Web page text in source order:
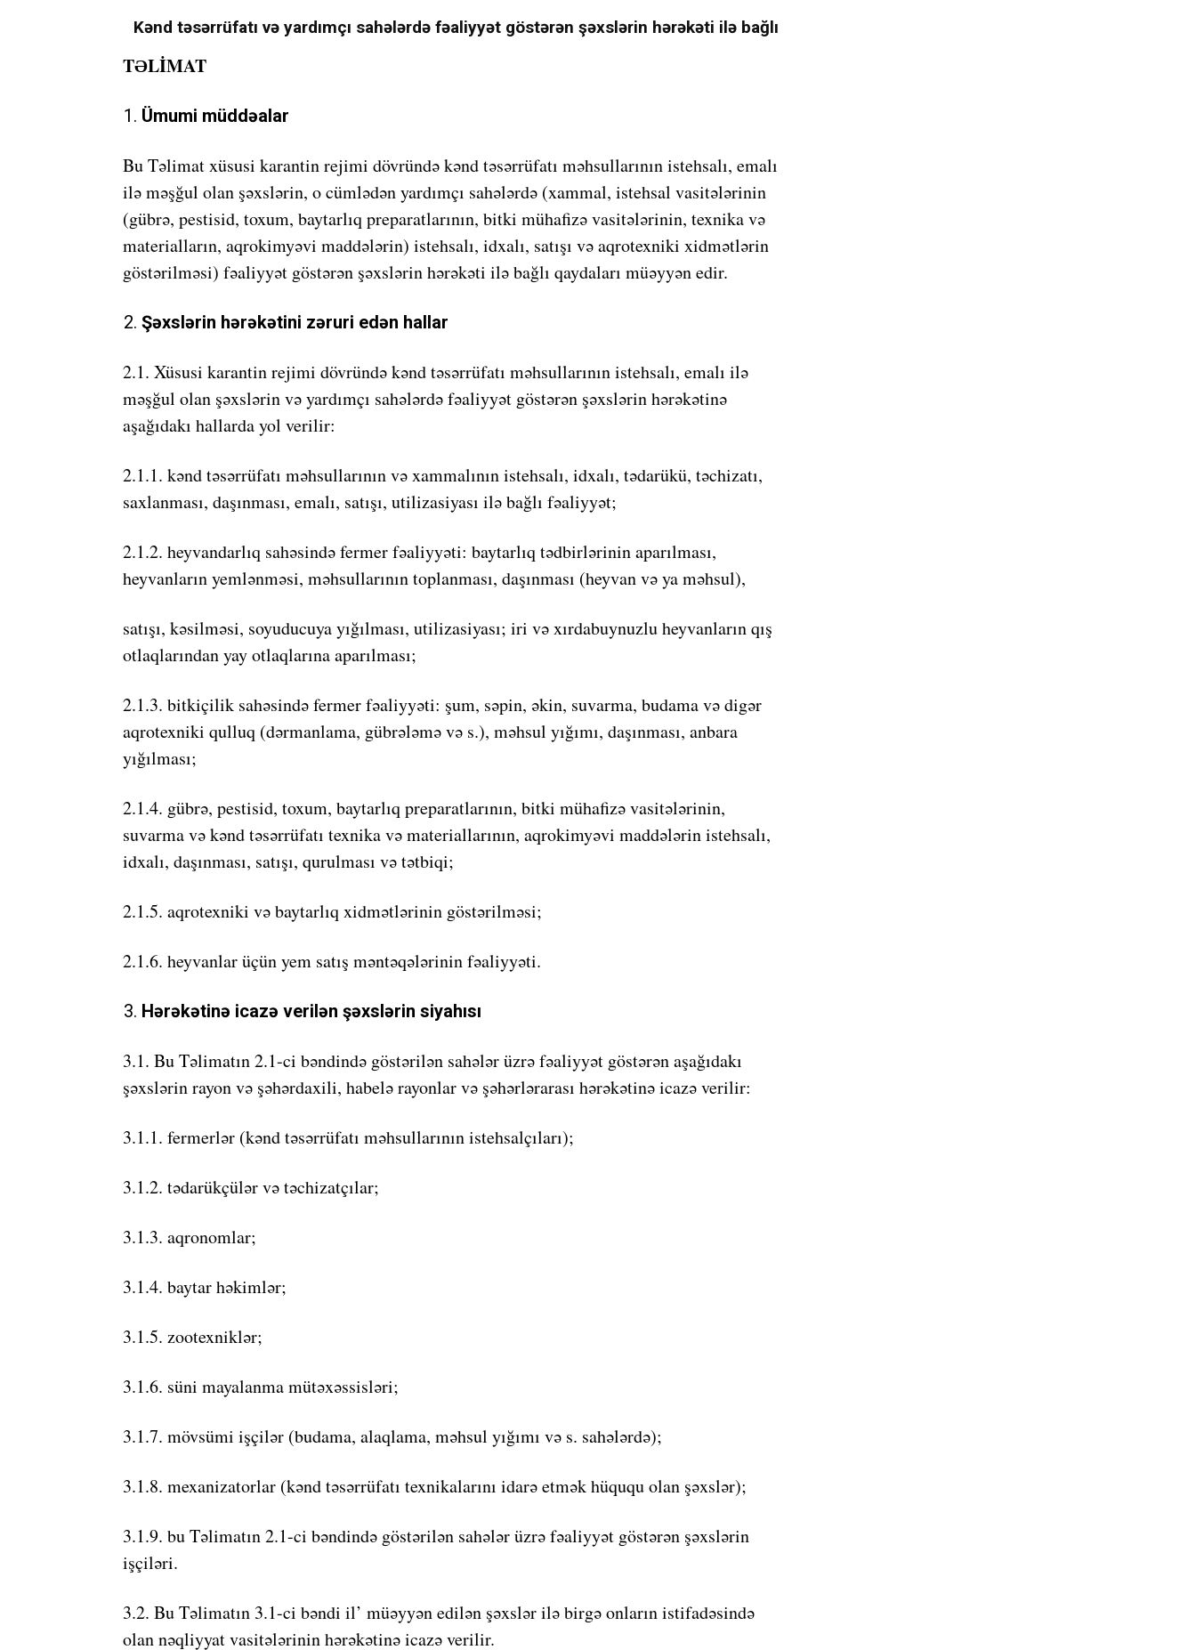
Kənd təsərrüfatı və yardımçı sahələrdə fəaliyyət göstərən şəxslərin hərəkəti ilə bağlı
TƏLİMAT
Ümumi müddəalar
Bu Təlimat xüsusi karantin rejimi dövründə kənd təsərrüfatı məhsullarının istehsalı, emalı
ilə məşğul olan şəxslərin, o cümlədən yardımçı sahələrdə (xammal, istehsal vasitələrinin
(gübrə, pestisid, toxum, baytarlıq preparatlarının, bitki mühafizə vasitələrinin, texnika və
materialların, aqrokimyəvi maddələrin) istehsalı, idxalı, satışı və aqrotexniki xidmətlərin
göstərilməsi) fəaliyyət göstərən şəxslərin hərəkəti ilə bağlı qaydaları müəyyən edir.
Şəxslərin hərəkətini zəruri edən hallar
2.1. Xüsusi karantin rejimi dövründə kənd təsərrüfatı məhsullarının istehsalı, emalı ilə
məşğul olan şəxslərin və yardımçı sahələrdə fəaliyyət göstərən şəxslərin hərəkətinə
aşağıdakı hallarda yol verilir:
2.1.1. kənd təsərrüfatı məhsullarının və xammalının istehsalı, idxalı, tədarükü, təchizatı,
saxlanması, daşınması, emalı, satışı, utilizasiyası ilə bağlı fəaliyyət;
2.1.2. heyvandarlıq sahəsində fermer fəaliyyəti: baytarlıq tədbirlərinin aparılması,
heyvanların yemlənməsi, məhsullarının toplanması, daşınması (heyvan və ya məhsul),
satışı, kəsilməsi, soyuducuya yığılması, utilizasiyası; iri və xırdabuynuzlu heyvanların qış
otlaqlarından yay otlaqlarına aparılması;
2.1.3. bitkiçilik sahəsində fermer fəaliyyəti: şum, səpin, əkin, suvarma, budama və digər
aqrotexniki qulluq (dərmanlama, gübrələmə və s.), məhsul yığımı, daşınması, anbara
yığılması;
2.1.4. gübrə, pestisid, toxum, baytarlıq preparatlarının, bitki mühafizə vasitələrinin,
suvarma və kənd təsərrüfatı texnika və materiallarının, aqrokimyəvi maddələrin istehsalı,
idxalı, daşınması, satışı, qurulması və tətbiqi;
2.1.5. aqrotexniki və baytarlıq xidmətlərinin göstərilməsi;
2.1.6. heyvanlar üçün yem satış məntəqələrinin fəaliyyəti.
Hərəkətinə icazə verilən şəxslərin siyahısı
3.1. Bu Təlimatın 2.1-ci bəndində göstərilən sahələr üzrə fəaliyyət göstərən aşağıdakı
şəxslərin rayon və şəhərdaxili, habelə rayonlar və şəhərlərarası hərəkətinə icazə verilir:
3.1.1. fermerlər (kənd təsərrüfatı məhsullarının istehsalçıları);
3.1.2. tədarükçülər və təchizatçılar;
3.1.3. aqronomlar;
3.1.4. baytar həkimlər;
3.1.5. zootexniklər;
3.1.6. süni mayalanma mütəxəssisləri;
3.1.7. mövsümi işçilər (budama, alaqlama, məhsul yığımı və s. sahələrdə);
3.1.8. mexanizatorlar (kənd təsərrüfatı texnikalarını idarə etmək hüququ olan şəxslər);
3.1.9. bu Təlimatın 2.1-ci bəndində göstərilən sahələr üzrə fəaliyyət göstərən şəxslərin
işçiləri.
3.2. Bu Təlimatın 3.1-ci bəndi il’ müəyyən edilən şəxslər ilə birgə onların istifadəsində
olan nəqliyyat vasitələrinin hərəkətinə icazə verilir.